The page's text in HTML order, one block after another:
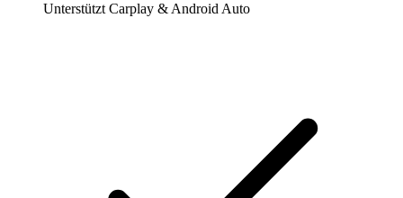
Unterstützt Carplay & Android Auto